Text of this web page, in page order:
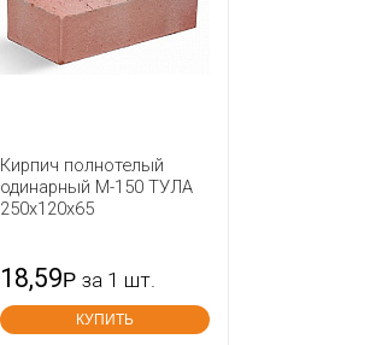
Кирпич полнотелый
одинарный М-150 ТУЛА
250x120x65
18,59Р за 1 шт.
КУПИТЬ